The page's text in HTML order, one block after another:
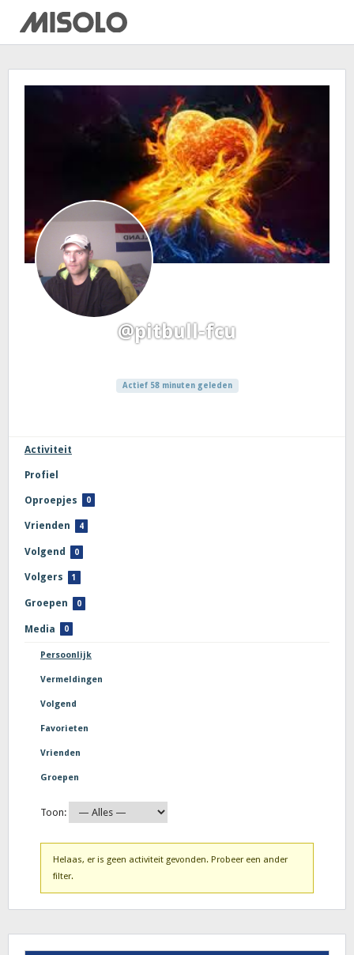
@pitbull-fcu
Actief 58 minuten geleden
Activiteit
Profiel
Oproepjes 0
Vrienden 4
Volgend 0
Volgers 1
Groepen 0
Media 0
Persoonlijk
Vermeldingen
Volgend
Favorieten
Vrienden
Groepen
Toon:
Helaas, er is geen activiteit gevonden. Probeer een ander
filter.